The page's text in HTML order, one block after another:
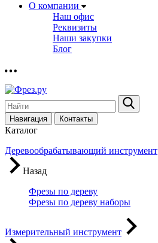
О компании
Наш офис
Реквизиты
Наши закупки
Блог
Навигация Контакты
Каталог
Деревообрабатывающий инструмент
Назад
Фрезы по дереву
Фрезы по дереву наборы
Измерительный инструмент